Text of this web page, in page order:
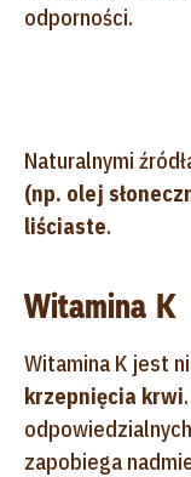
odporności.
Naturalnymi
(np. olej
liściaste.
Witamina K
Witamina K jest
krzepnięcia krwi
zapobiega